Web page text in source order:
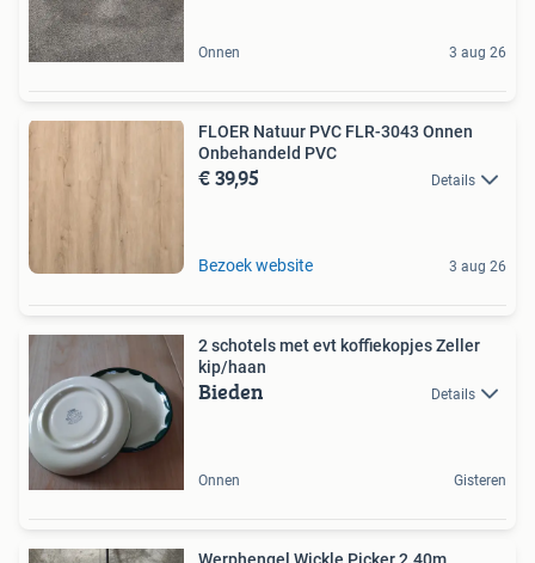
Onnen 3 aug 26
FLOER Natuur PVC FLR-3043 Onnen
Onbehandeld PVC
€ 39,95 Details
Bezoek website 3 aug 26
2 schotels met evt koffiekopjes Zeller
kip/haan
Bieden Details
Onnen Gisteren
Werphengel Wickle Picker 2.40m